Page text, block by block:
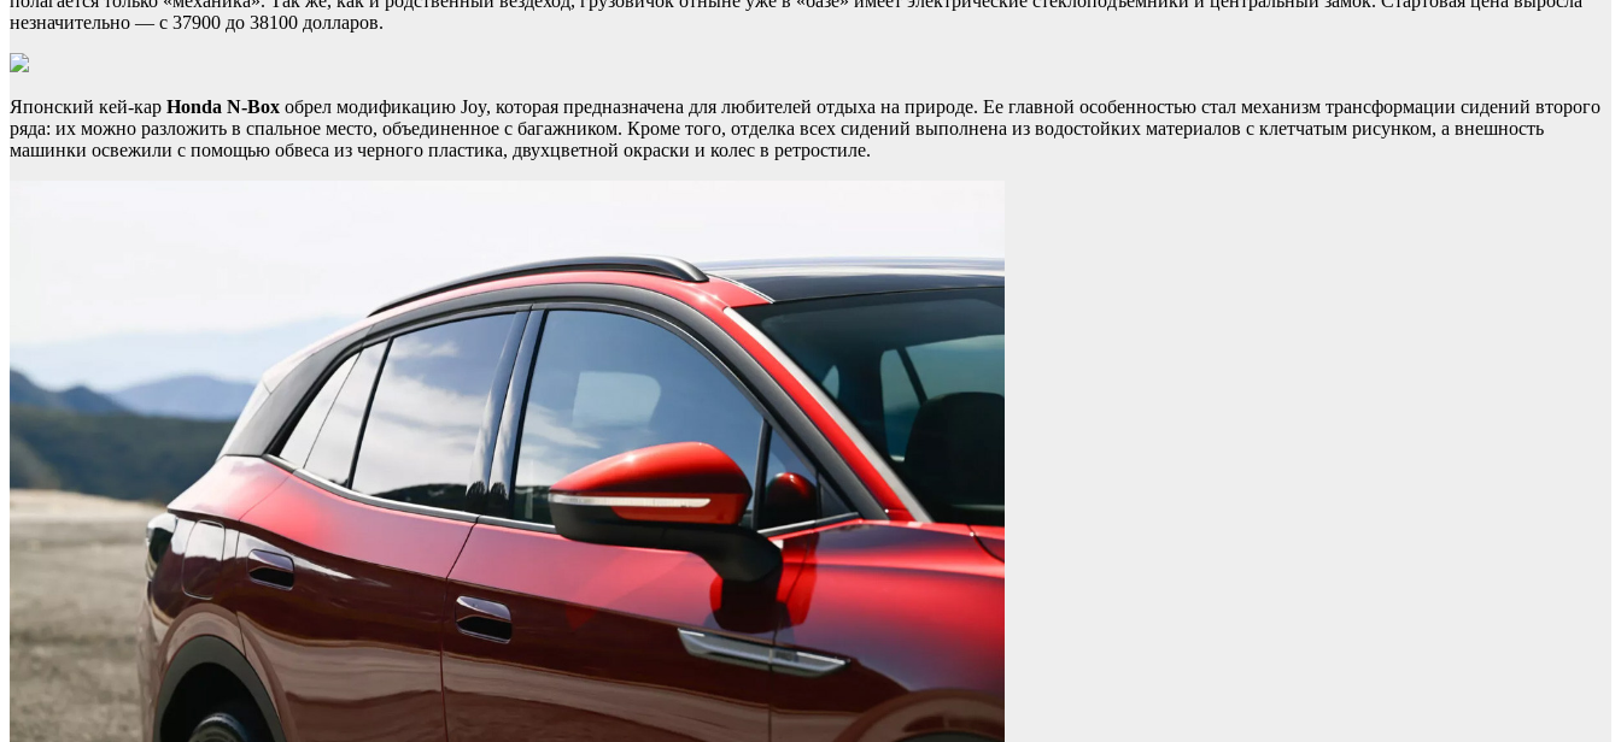
незначительно — с 37900 до 38100 долларов.
Японский кей-кар Honda N-Box обрел модификацию Joy, которая предназначена для любителей отдыха на природе. Ее главной особенностью стал механизм трансформации сидений второго
ряда: их можно разложить в спальное место, объединенное с багажником. Кроме того, отделка всех сидений выполнена из водостойких материалов с клетчатым рисунком, а внешность
машинки освежили с помощью обвеса из черного пластика, двухцветной окраски и колес в ретростиле.